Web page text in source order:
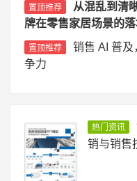
置顶推荐
从混乱到清
牌在零售家居场景的
置顶推荐
销售 AI 普
争力
热门资讯
销与销售